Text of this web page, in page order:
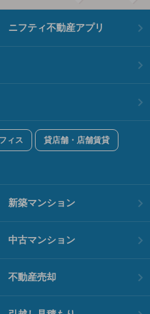
ニフティ不動産アプリ
ィス 貸店舗・店舗賃貸
新築マンション
中古マンション
不動産売却